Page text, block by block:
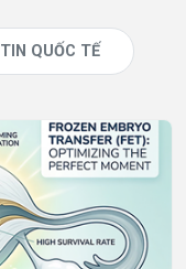
TIN QUỐC TẾ